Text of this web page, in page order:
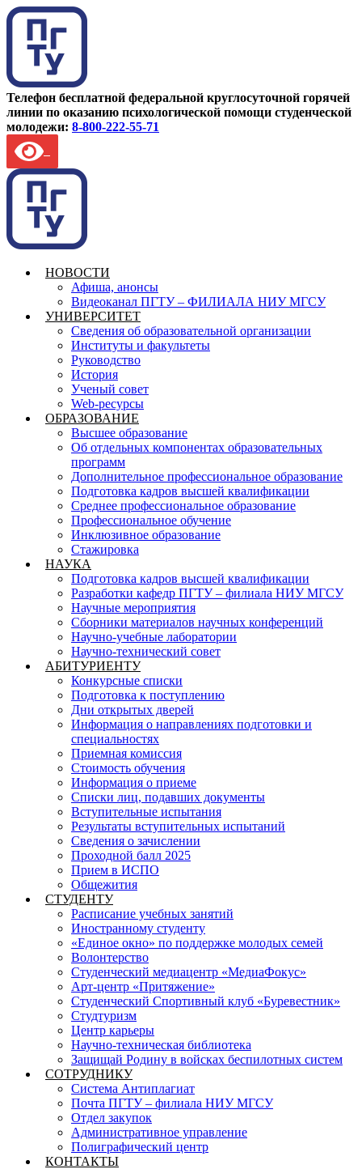
Телефон бесплатной федеральной круглосуточной горячей
линии по оказанию психологической помощи студенческой
молодежи: 8-800-222-55-71
НОВОСТИ
Афиша, анонсы
Видеоканал ПГТУ – ФИЛИАЛА НИУ МГСУ
УНИВЕРСИТЕТ
Сведения об образовательной организации
Институты и факультеты
Руководство
История
Ученый совет
Web-ресурсы
ОБРАЗОВАНИЕ
Высшее образование
Об отдельных компонентах образовательных
программ
Дополнительное профессиональное образование
Подготовка кадров высшей квалификации
Среднее профессиональное образование
Профессиональное обучение
Инклюзивное образование
Стажировка
НАУКА
Подготовка кадров высшей квалификации
Разработки кафедр ПГТУ – филиала НИУ МГСУ
Научные мероприятия
Сборники материалов научных конференций
Научно-учебные лаборатории
Научно-технический совет
АБИТУРИЕНТУ
Конкурсные списки
Подготовка к поступлению
Дни открытых дверей
Информация о направлениях подготовки и
специальностях
Приемная комиссия
Стоимость обучения
Информация о приеме
Списки лиц, подавших документы
Вступительные испытания
Результаты вступительных испытаний
Сведения о зачислении
Проходной балл 2025
Прием в ИСПО
Общежития
СТУДЕНТУ
Расписание учебных занятий
Иностранному студенту
«Единое окно» по поддержке молодых семей
Волонтерство
Студенческий медиацентр «МедиаФокус»
Арт-центр «Притяжение»
Студенческий Спортивный клуб «Буревестник»
Студтуризм
Центр карьеры
Научно-техническая библиотека
Защищай Родину в войсках беспилотных систем
СОТРУДНИКУ
Система Антиплагиат
Почта ПГТУ – филиала НИУ МГСУ
Отдел закупок
Административное управление
Полиграфический центр
КОНТАКТЫ